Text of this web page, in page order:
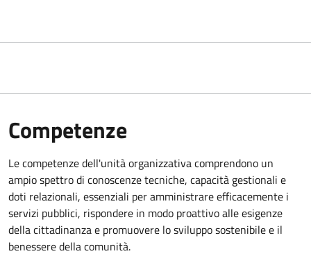
Competenze
Le competenze dell'unità organizzativa comprendono un
ampio spettro di conoscenze tecniche, capacità gestionali e
doti relazionali, essenziali per amministrare efficacemente i
servizi pubblici, rispondere in modo proattivo alle esigenze
della cittadinanza e promuovere lo sviluppo sostenibile e il
benessere della comunità.